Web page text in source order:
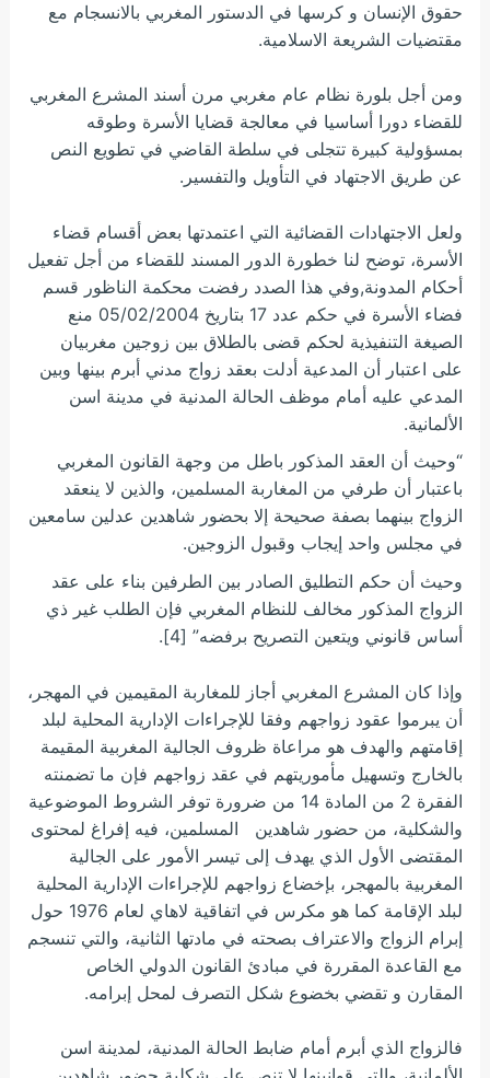
حقوق الإنسان و كرسها في الدستور المغربي بالانسجام مع
مقتضيات الشريعة الاسلامية.
ومن أجل بلورة نظام عام مغربي مرن أسند المشرع المغربي
للقضاء دورا أساسيا في معالجة قضايا الأسرة وطوقه
بمسؤولية كبيرة تتجلى في سلطة القاضي في تطويع النص
عن طريق الاجتهاد في التأويل والتفسير.
ولعل الاجتهادات القضائية التي اعتمدتها بعض أقسام قضاء
الأسرة، توضح لنا خطورة الدور المسند للقضاء من أجل تفعيل
أحكام المدونة,وفي هذا الصدد رفضت محكمة الناظور قسم
فضاء الأسرة في حكم عدد 17 بتاريخ 05/02/2004 منع
الصيغة التنفيذية لحكم قضى بالطلاق بين زوجين مغربيان
على اعتبار أن المدعية أدلت بعقد زواج مدني أبرم بينها وبين
المدعي عليه أمام موظف الحالة المدنية في مدينة اسن
الألمانية.
“وحيث أن العقد المذكور باطل من وجهة القانون المغربي
باعتبار أن طرفي من المغاربة المسلمين، والذين لا ينعقد
الزواج بينهما بصفة صحيحة إلا بحضور شاهدين عدلين سامعين
في مجلس واحد إيجاب وقبول الزوجين.
وحيث أن حكم التطليق الصادر بين الطرفين بناء على عقد
الزواج المذكور مخالف للنظام المغربي فإن الطلب غير ذي
أساس قانوني ويتعين التصريح برفضه” [4].
وإذا كان المشرع المغربي أجاز للمغاربة المقيمين في المهجر،
أن يبرموا عقود زواجهم وفقا للإجراءات الإدارية المحلية لبلد
إقامتهم والهدف هو مراعاة ظروف الجالية المغربية المقيمة
بالخارج وتسهيل مأموريتهم في عقد زواجهم فإن ما تضمنته
الفقرة 2 من المادة 14 من ضرورة توفر الشروط الموضوعية
والشكلية، من حضور شاهدين المسلمين، فيه إفراغ لمحتوى
المقتضى الأول الذي يهدف إلى تيسر الأمور على الجالية
المغربية بالمهجر، بإخضاع زواجهم للإجراءات الإدارية المحلية
لبلد الإقامة كما هو مكرس في اتفاقية لاهاي لعام 1976 حول
إبرام الزواج والاعتراف بصحته في مادتها الثانية، والتي تنسجم
مع القاعدة المقررة في مبادئ القانون الدولي الخاص
المقارن و تقضي بخضوع شكل التصرف لمحل إبرامه.
فالزواج الذي أبرم أمام ضابط الحالة المدنية، لمدينة اسن